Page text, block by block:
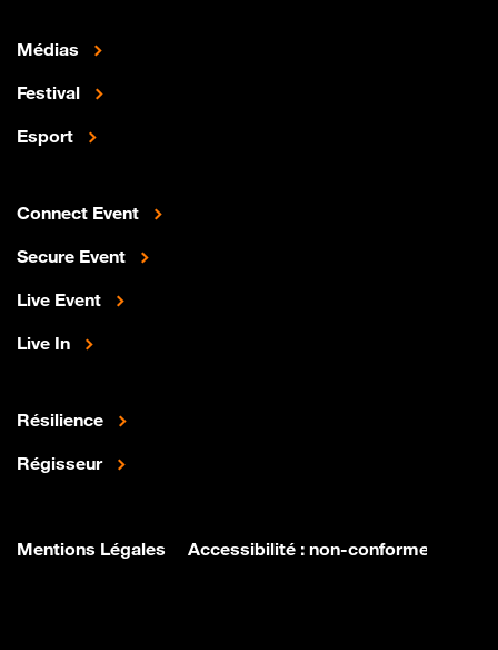
Médias
Festival
Esport
Connect Event
Secure Event
Live Event
Live In
Résilience
Régisseur
Mentions Légales Accessibilité : non-conforme